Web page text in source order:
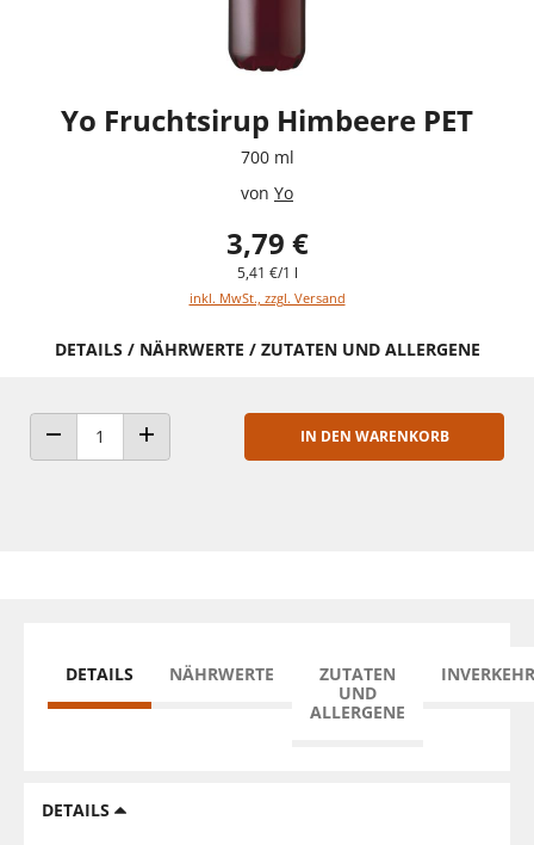
Yo Fruchtsirup Himbeere PET
700 ml
von Yo
3,79 €
5,41 €/1 l
inkl. MwSt., zzgl. Versand
DETAILS / NÄHRWERTE / ZUTATEN UND ALLERGENE
ANZAHL VERRINGERNANZAHL ERHÖHEN
IN DEN WARENKORB
DETAILS NÄHRWERTE
ZUTATEN
UND
ALLERGENE
DETAILS